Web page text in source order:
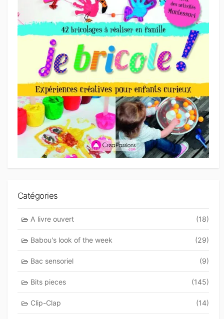
Catégories
A livre ouvert (18)
Babou's look of the week (29)
Bac sensoriel (9)
Bits pieces (145)
Clip-Clap (14)